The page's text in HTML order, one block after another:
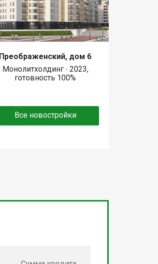
Преображенский, дом 6
Монолитхолдинг ∙ 2023,
готовность 100%
Все новостройки